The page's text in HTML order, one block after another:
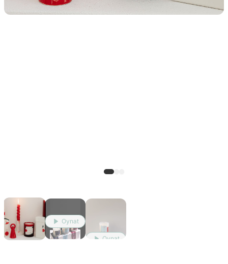
Oynat
Oynat